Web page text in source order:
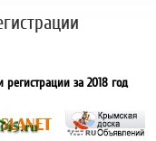
за 2018 год